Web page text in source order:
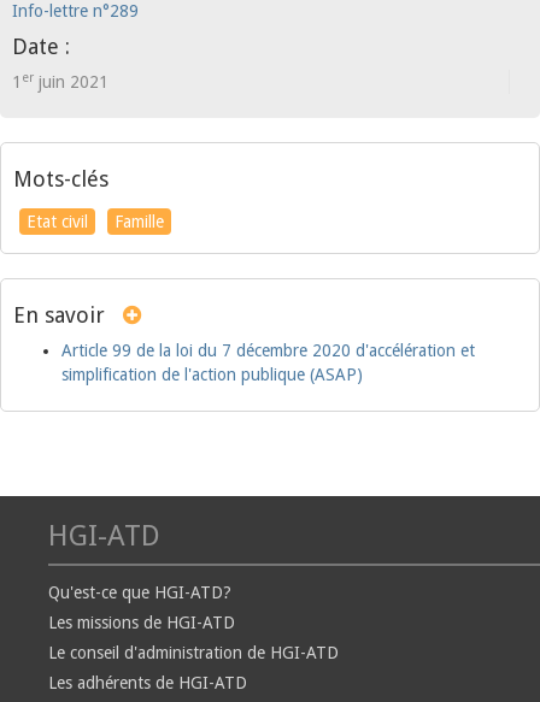
Info-lettre n°289
Date :
1 er juin 2021
Mots-clés
Etat civil Famille
En savoir
Article 99 de la loi du 7 décembre 2020 d'accélération et
simplification de l'action publique (ASAP)
HGI-ATD
Qu'est-ce que HGI-ATD?
Les missions de HGI-ATD
Le conseil d'administration de HGI-ATD
Les adhérents de HGI-ATD